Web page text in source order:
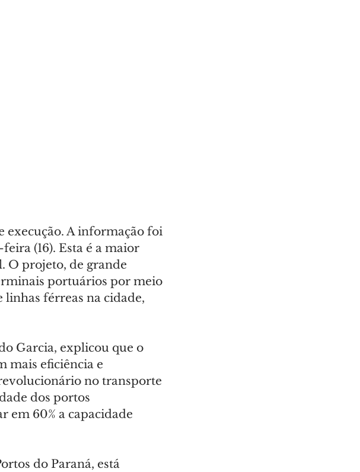
execução. A informação foi
(16). Esta é a maior
O projeto, de grande
portuários por meio
linhas férreas na cidade,
Garcia, explicou que o
mais eficiência e
no transporte
dos portos
em 60% a capacidade
do Paraná, está